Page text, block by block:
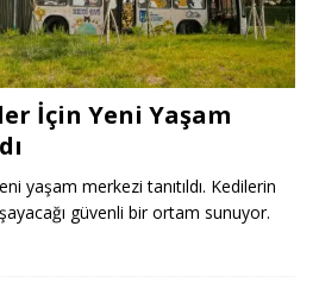
İçin Yeni Yaşam
yaşam merkezi tanıtıldı. Kedilerin
güvenli bir ortam sunuyor.